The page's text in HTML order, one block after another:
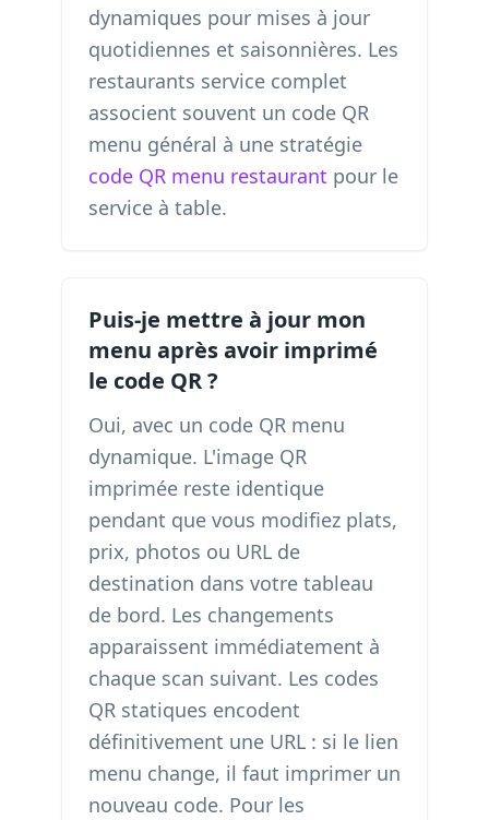
dynamiques pour mises à jour
quotidiennes et saisonnières. Les
restaurants service complet
associent souvent un code QR
menu général à une stratégie
code QR menu restaurant pour le
service à table.
Puis-je mettre à jour mon
menu après avoir imprimé
le code QR ?
Oui, avec un code QR menu
dynamique. L'image QR
imprimée reste identique
pendant que vous modifiez plats,
prix, photos ou URL de
destination dans votre tableau
de bord. Les changements
apparaissent immédiatement à
chaque scan suivant. Les codes
QR statiques encodent
définitivement une URL : si le lien
menu change, il faut imprimer un
nouveau code. Pour les